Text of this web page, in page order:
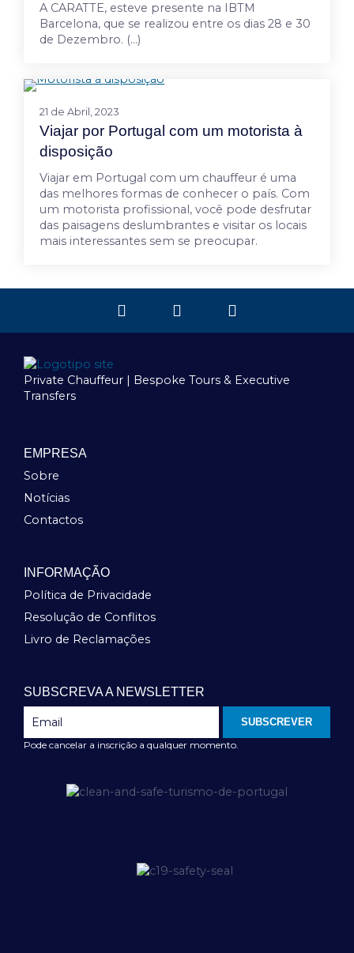
A CARATTE, esteve presente na IBTM
Barcelona, que se realizou entre os dias 28 e 30
de Dezembro. (…)
21 de Abril, 2023
Viajar por Portugal com um motorista à
disposição
Viajar em Portugal com um chauffeur é uma
das melhores formas de conhecer o país. Com
um motorista profissional, você pode desfrutar
das paisagens deslumbrantes e visitar os locais
mais interessantes sem se preocupar.
Private Chauffeur | Bespoke Tours & Executive
Transfers
EMPRESA
Sobre
Notícias
Contactos
INFORMAÇÃO
Política de Privacidade
Resolução de Conflitos
Livro de Reclamações
SUBSCREVA A NEWSLETTER
SUBSCREVER
Pode cancelar a inscrição a qualquer momento.